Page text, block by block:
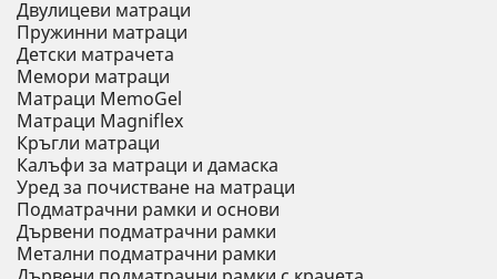
Двулицеви матраци
Пружинни матраци
Детски матрачета
Мемори матраци
Mатраци MemoGel
Матраци Мagniflex
Кръгли матраци
Калъфи за матраци и дамаска
Уред за почистване на матраци
Подматрачни рамки и основи
Дървени подматрачни рамки
Метални подматрачни рамки